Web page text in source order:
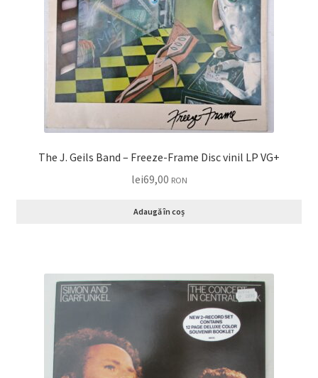
The J. Geils Band – Freeze-Frame Disc vinil LP VG+
lei69,00 RON
Adaugă în coș